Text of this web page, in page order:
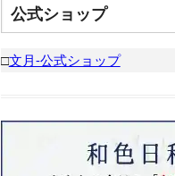
公式ショップ
□文月-公式ショップ